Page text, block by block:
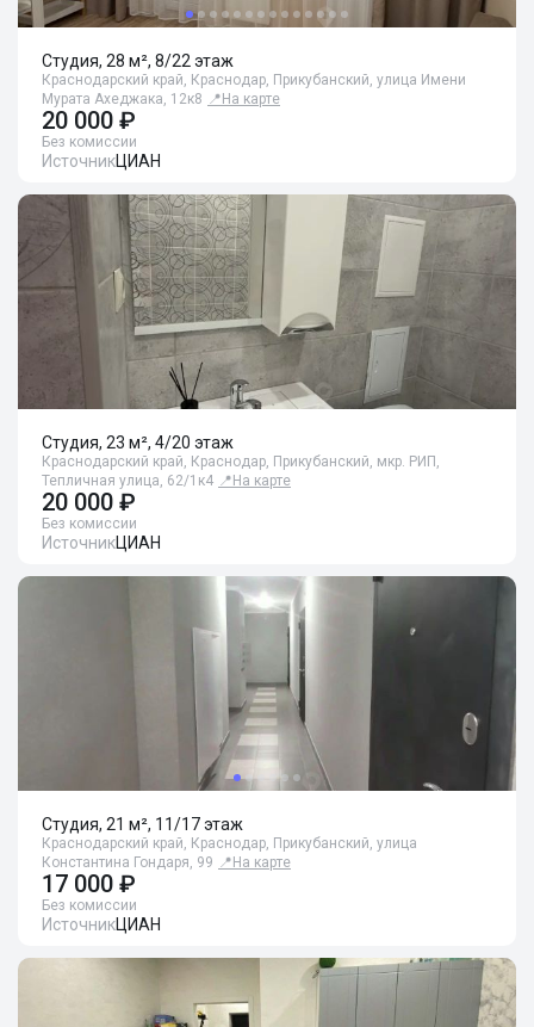
Студия, 28 м², 8/22 этаж
Краснодарский край, Краснодар, Прикубанский, улица Имени
Мурата Ахеджака, 12к8 📍 На карте
20 000 ₽
Без комиссии
ИсточникЦИАН
Студия, 23 м², 4/20 этаж
Краснодарский край, Краснодар, Прикубанский, мкр. РИП,
Тепличная улица, 62/1к4 📍 На карте
20 000 ₽
Без комиссии
ИсточникЦИАН
Студия, 21 м², 11/17 этаж
Краснодарский край, Краснодар, Прикубанский, улица
Константина Гондаря, 99 📍 На карте
17 000 ₽
Без комиссии
ИсточникЦИАН